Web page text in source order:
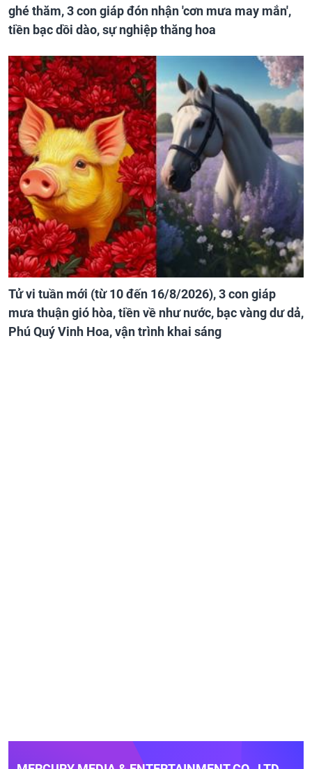
ghé thăm, 3 con giáp đón nhận 'cơn mưa may mắn',
tiền bạc dồi dào, sự nghiệp thăng hoa
Tử vi tuần mới (từ 10 đến 16/8/2026), 3 con giáp
mưa thuận gió hòa, tiền về như nước, bạc vàng dư dả,
Phú Quý Vinh Hoa, vận trình khai sáng